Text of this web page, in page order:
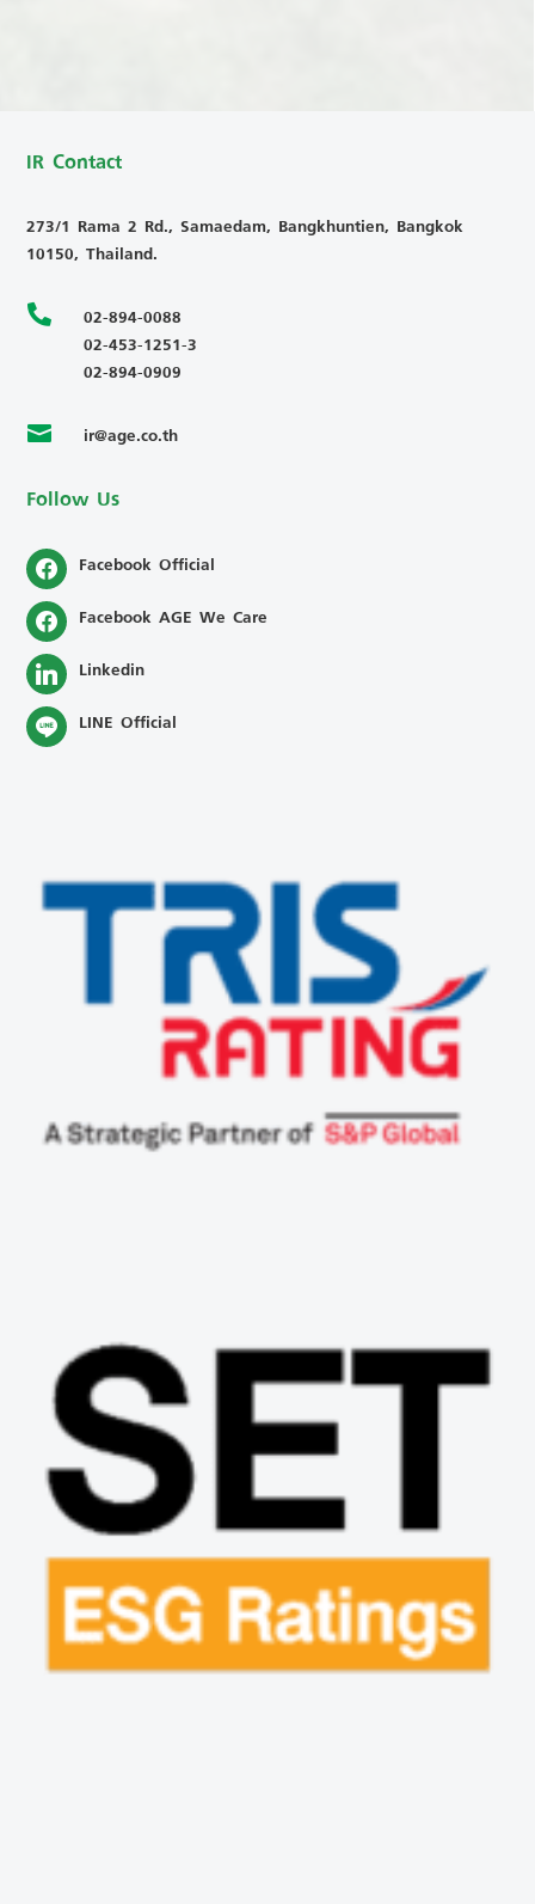
IR Contact
273/1 Rama 2 Rd., Samaedam, Bangkhuntien, Bangkok
10150, Thailand.

02-894-0088
02-453-1251-3
02-894-0909
 ir@age.co.th
Follow Us
Facebook Official
Facebook AGE We Care
Linkedin
LINE Official